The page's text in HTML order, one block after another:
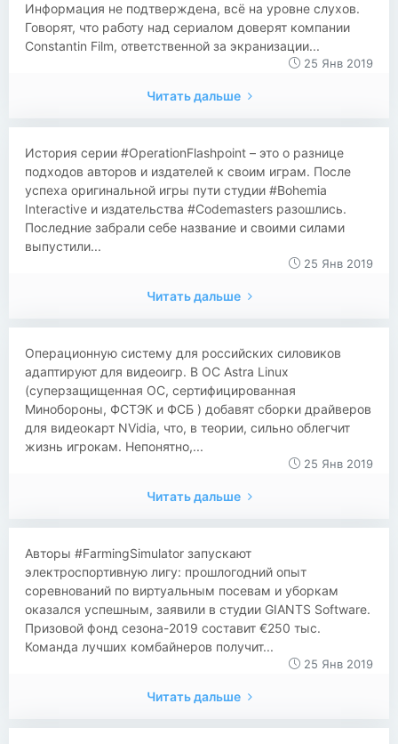
Информация не подтверждена, всё на уровне слухов.
Говорят, что работу над сериалом доверят компании
Constantin Film, ответственной за экранизации...
25 Янв 2019
Читать дальше
История серии #OperationFlashpoint – это о разнице
подходов авторов и издателей к своим играм. После
успеха оригинальной игры пути студии #Bohemia
Interactive и издательства #Codemasters разошлись.
Последние забрали себе название и своими силами
выпустили...
25 Янв 2019
Читать дальше
Операционную систему для российских силовиков
адаптируют для видеоигр. В ОС Astra Linux
(суперзащищенная ОС, сертифицированная
Минобороны, ФСТЭК и ФСБ ) добавят сборки драйверов
для видеокарт NVidia, что, в теории, сильно облегчит
жизнь игрокам. Непонятно,...
25 Янв 2019
Читать дальше
Авторы #FarmingSimulator запускают
электроспортивную лигу: прошлогодний опыт
соревнований по виртуальным посевам и уборкам
оказался успешным, заявили в студии GIANTS Software.
Призовой фонд сезона-2019 составит €250 тыс.
Команда лучших комбайнеров получит...
25 Янв 2019
Читать дальше